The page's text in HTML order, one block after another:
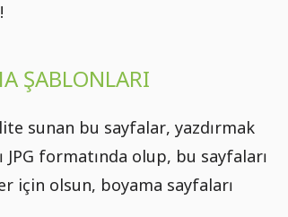
ŞABLONLARI
sunan bu sayfalar, yazdırmak
formatında olup, bu sayfaları
için olsun, boyama sayfaları